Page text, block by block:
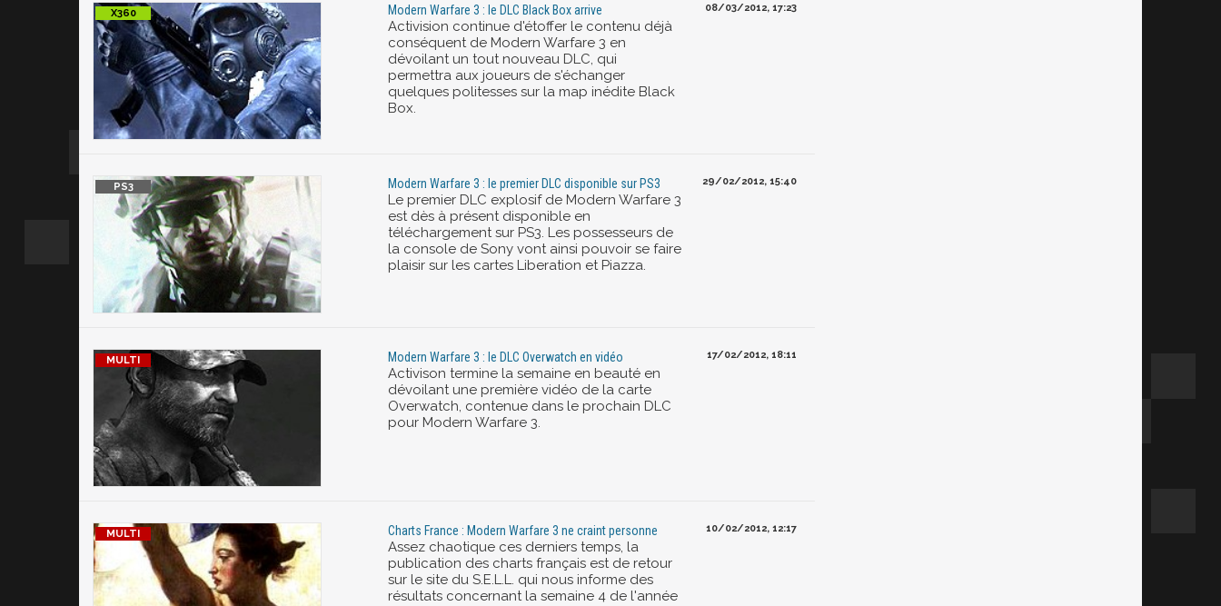
Modern Warfare 3 : le DLC Black Box arrive
Activision continue d'étoffer le contenu déjà
conséquent de Modern Warfare 3 en
dévoilant un tout nouveau DLC, qui
permettra aux joueurs de s'échanger
quelques politesses sur la map inédite Black
Box.
08/03/2012, 17:23
Modern Warfare 3 : le premier DLC disponible sur PS3
Le premier DLC explosif de Modern Warfare 3
est dès à présent disponible en
téléchargement sur PS3. Les possesseurs de
la console de Sony vont ainsi pouvoir se faire
plaisir sur les cartes Liberation et Piazza.
29/02/2012, 15:40
Modern Warfare 3 : le DLC Overwatch en vidéo
Activison termine la semaine en beauté en
dévoilant une première vidéo de la carte
Overwatch, contenue dans le prochain DLC
pour Modern Warfare 3.
17/02/2012, 18:11
Charts France : Modern Warfare 3 ne craint personne
Assez chaotique ces derniers temps, la
publication des charts français est de retour
sur le site du S.E.L.L. qui nous informe des
résultats concernant la semaine 4 de l'année
10/02/2012, 12:17